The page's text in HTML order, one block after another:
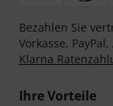
Bezahlen Sie
Vorkasse,
Klarna
Ihre Vorteile